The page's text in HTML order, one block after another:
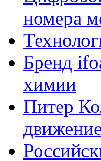
номера
Бренд
химии
Питер
движение